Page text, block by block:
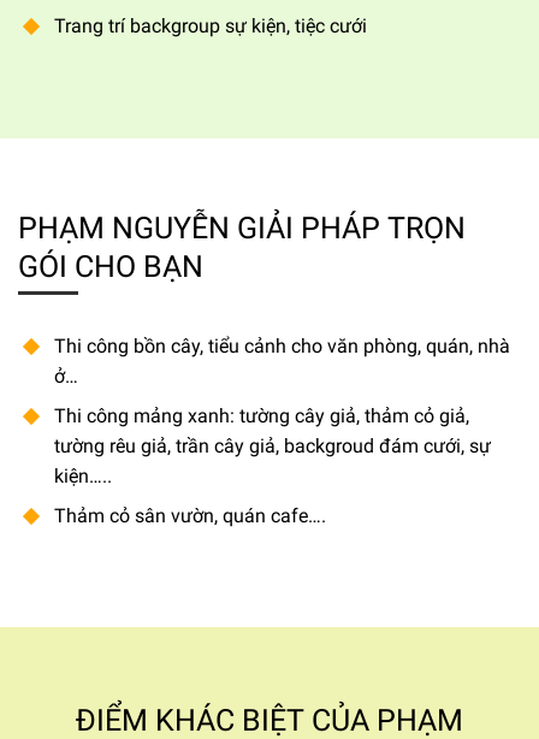
Trang trí backgroup sự kiện, tiệc cưới
PHẠM NGUYỄN GIẢI PHÁP TRỌN
GÓI CHO BẠN
Thi công bồn cây, tiểu cảnh cho văn phòng, quán, nhà
ở…
Thi công mảng xanh: tường cây giả, thảm cỏ giả,
tường rêu giả, trần cây giả, backgroud đám cưới, sự
kiện…..
Thảm cỏ sân vườn, quán cafe….
ĐIỂM KHÁC BIỆT CỦA PHẠM